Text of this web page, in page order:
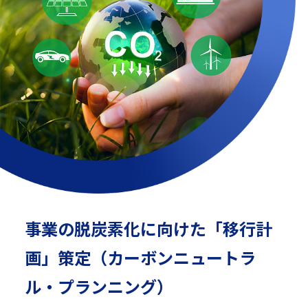
事業の脱炭素化に向けた「移行計
画」策定（カーボンニュートラ
ル・プランニング）